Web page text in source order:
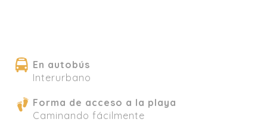
En autobús
Interurbano
Forma de acceso a la playa
Caminando fácilmente